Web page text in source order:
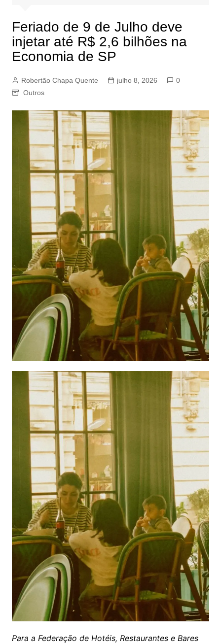
Feriado de 9 de Julho deve
injetar até R$ 2,6 bilhões na
Economia de SP
Robertão Chapa Quente julho 8, 2026
0
Outros
Para a Federação de Hotéis, Restaurantes e Bares